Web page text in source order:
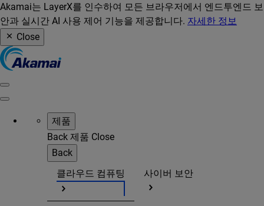
Akamai는 LayerX를 인수하여 모든 브라우저에서 엔드투엔드 보
안과 실시간 AI 사용 제어 기능을 제공합니다. 자세한 정보
Close
제품
Back 제품 Close
Back
클라우드 컴퓨팅
사이버 보안